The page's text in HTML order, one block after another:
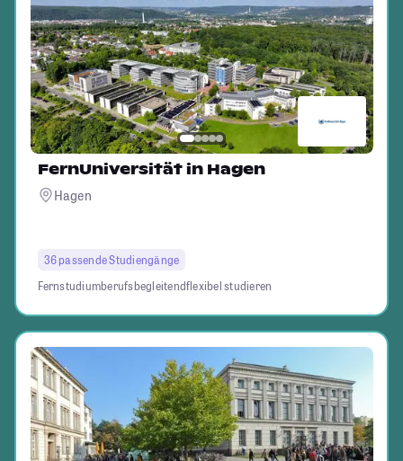
FernUniversität in Hagen
Hagen
36 passende Studiengänge
Fernstudiumberufsbegleitendflexibel studieren